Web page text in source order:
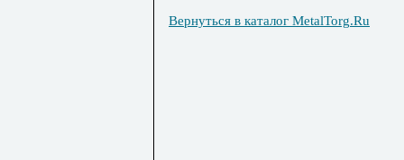
Вернуться в каталог MetalTorg.Ru